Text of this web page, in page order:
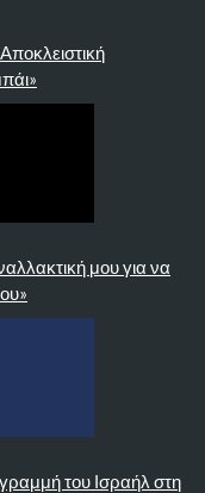
μου για να
του Ισραήλ στη